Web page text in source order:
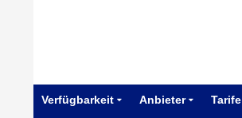
Verfügbarkeit Anbieter Tarife